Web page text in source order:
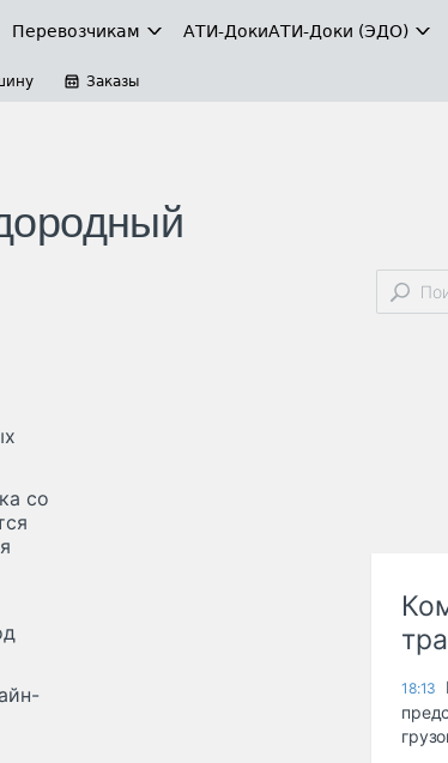
Перевозчикам АТИ-ДокиАТИ-Доки (ЭДО)
Заказы
со
18:13